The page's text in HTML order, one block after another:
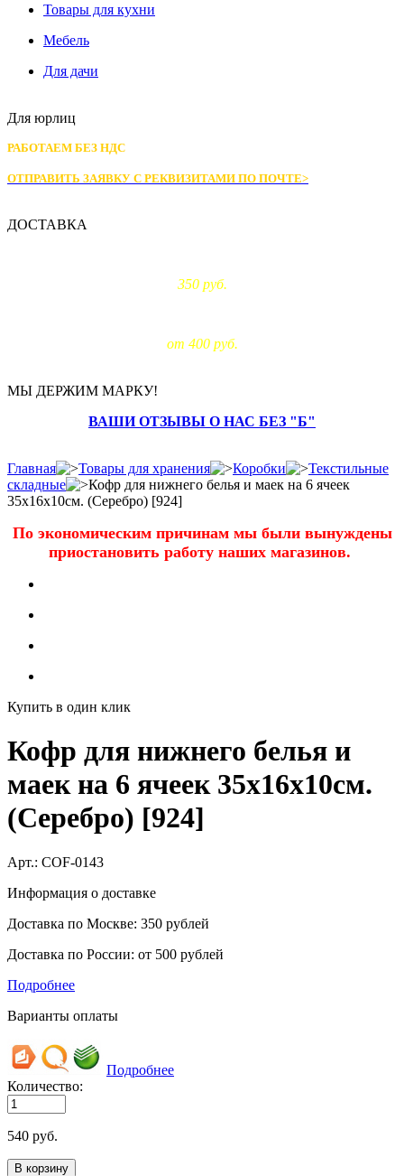
Товары для кухни
Мебель
Для дачи
Для юрлиц
РАБОТАЕМ БЕЗ НДС
ОТПРАВИТЬ ЗАЯВКУ С РЕКВИЗИТАМИ ПО ПОЧТЕ>
ДОСТАВКА
350 руб.
от 400 руб.
МЫ ДЕРЖИМ МАРКУ!
ВАШИ ОТЗЫВЫ О НАС БЕЗ "Б"
Главная Товары для хранения Коробки
Текстильные
складные
Кофр для нижнего белья и маек на 6 ячеек
35х16х10см. (Серебро) [924]
По экономическим причинам мы были вынуждены
приостановить работу наших магазинов.
Купить в один клик
Кофр для нижнего белья и
маек на 6 ячеек 35х16х10см.
(Серебро) [924]
Арт.: COF-0143
Информация о доставке
Доставка по Москве: 350 рублей
Доставка по России: от 500 рублей
Подробнее
Варианты оплаты
Подробнее
Количество:
540 руб.